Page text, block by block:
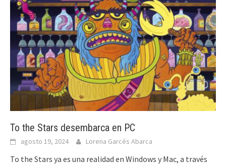
To the Stars desembarca en PC
agosto 19, 2024 Lorena Garcés Abarca
To the Stars ya es una realidad en Windows y Mac, a través